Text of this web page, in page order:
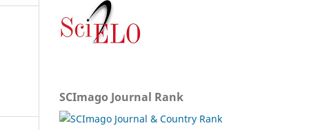
SCImago Journal Rank